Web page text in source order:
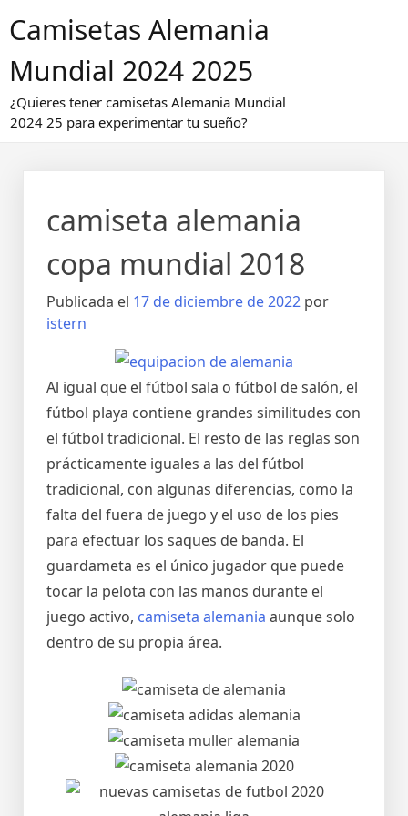
alCamisetas Alemania
Mundial 2024 2025
¿Quieres tener camisetas Alemania Mundial
2024 25 para experimentar tu sueño?
camiseta alemania
copa mundial 2018
Publicada el 17 de diciembre de 2022 por
istern
Al igual que el fútbol sala o fútbol de salón, el
fútbol playa contiene grandes similitudes con
el fútbol tradicional. El resto de las reglas son
prácticamente iguales a las del fútbol
tradicional, con algunas diferencias, como la
falta del fuera de juego y el uso de los pies
para efectuar los saques de banda. El
guardameta es el único jugador que puede
tocar la pelota con las manos durante el
juego activo, camiseta alemania aunque solo
dentro de su propia área.